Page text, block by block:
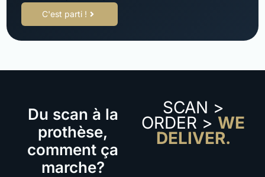
C'est parti !
Du scan à la
prothèse,
comment ça
marche?
SCAN >
ORDER > WE
DELIVER.